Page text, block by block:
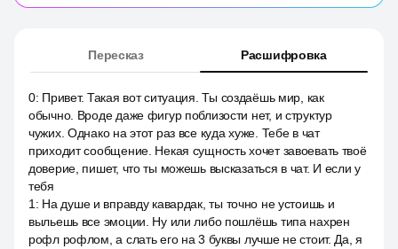
Пересказ Расшифровка
0: Привет. Такая вот ситуация. Ты создаёшь мир, как
обычно. Вроде даже фигур поблизости нет, и структур
чужих. Однако на этот раз все куда хуже. Тебе в чат
приходит сообщение. Некая сущность хочет завоевать твоё
доверие, пишет, что ты можешь высказаться в чат. И если у
тебя
1 : На душе и вправду кавардак, ты точно не устоишь и
выльешь все эмоции. Ну или либо пошлёшь типа нахрен
рофл рофлом, а слать его на 3 буквы лучше не стоит. Да, я